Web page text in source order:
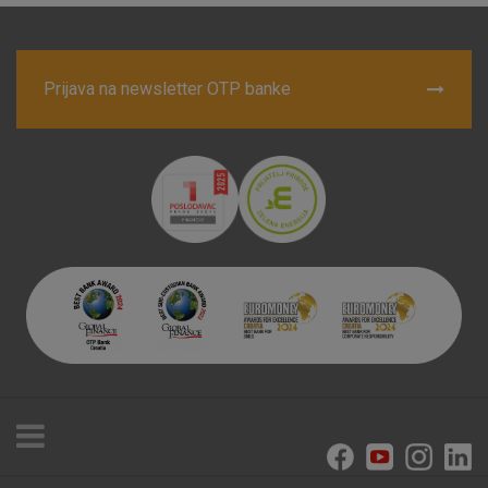
Prijava na newsletter OTP banke
Nužni (tehnički) kolačići - uvijek aktivni
Ovi kolačići nužni su za funkcioniranje internetske stranice i
ne mogu se isključiti u našim sustavima. Uobičajeno se
postavljaju kao odgovor na vaše radnje koje uključuju zahtjev
možete postaviti da blokira te kolačiće ili pošalje upozorenje
o njima, ali u tom slučaju neki dijelovi stranice neće raditi. Ti
kolačići ne pohranjuju nikakve informacije koje bi vas mogle
identificirati.